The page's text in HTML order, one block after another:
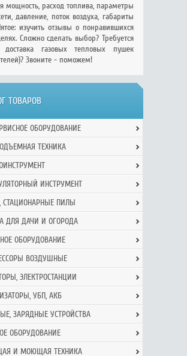
мощность, расход топлива, параметры
давление, поток воздуха, габариты
изучить отзывы о понравившихся
Сложно сделать выбор? Требуется
доставка газовых тепловых пушек
Звоните - поможем!
ТОВАРОВ
ОБОРУДОВАНИЕ
ТЕХНИКА
ИНСТРУМЕНТ
СТАЦИОНАРНЫЕ ПИЛЫ
ДЛЯ ДАЧИ И ОГОРОДА
ОБОРУДОВАНИЕ
ВОЗДУШНЫЕ
ЭЛЕКТРОСТАНЦИИ
УБП, АКБ
ЗАРЯДНЫЕ УСТРОЙСТВА
ОБОРУДОВАНИЕ
И МОЮЩАЯ ТЕХНИКА